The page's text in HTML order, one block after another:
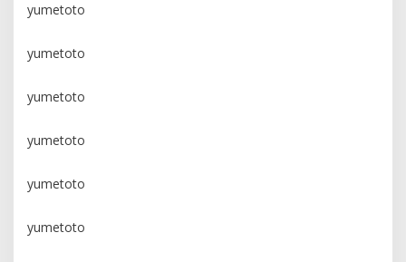
yumetoto
yumetoto
yumetoto
yumetoto
yumetoto
yumetoto